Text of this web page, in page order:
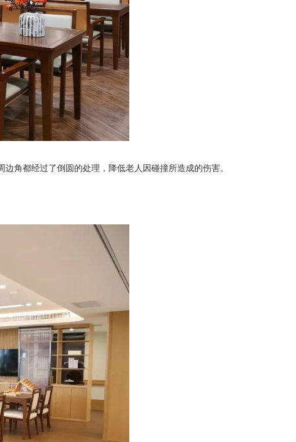
角都经过了倒圆的处理，降低老人因碰撞所造成的伤害。